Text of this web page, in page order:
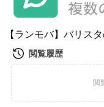
【ランモバ】バリス